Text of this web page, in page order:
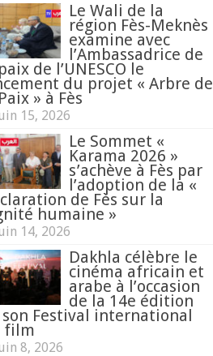
Le Wali de la
région Fès-Meknès
examine avec
l’Ambassadrice de
de l’UNESCO le
du projet « Arbre de
» à Fès
15, 2026
Le Sommet «
Karama 2026 »
s’achève à Fès par
l’adoption de la «
de Fès sur la
humaine »
14, 2026
Dakhla célèbre le
cinéma africain et
arabe à l’occasion
de la 14e édition
son Festival international
film
8, 2026